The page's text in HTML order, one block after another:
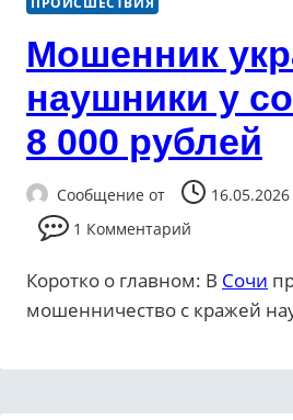
Мошенник
наушники у
8 000 рублей
Сообщение от
16.05.2026
1 Комментарий
Коротко о главном: В Сочи
мошенничество с кражей